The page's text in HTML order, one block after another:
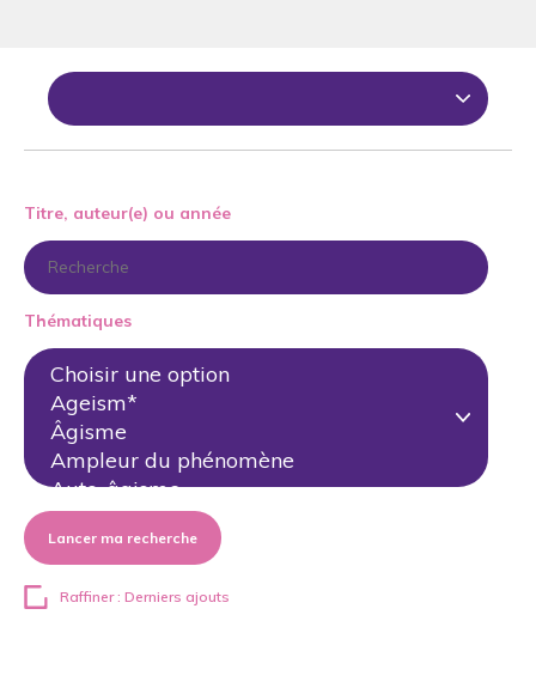
Titre, auteur(e) ou année
Thématiques
Lancer ma recherche
Raffiner : Derniers ajouts